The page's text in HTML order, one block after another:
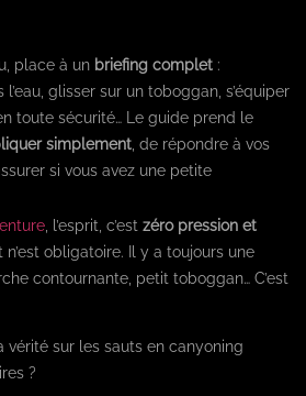
place à un briefing complet :
glisser sur un toboggan, s’équiper
toute sécurité… Le guide prend le
simplement , de répondre à vos
si vous avez une petite
, l’esprit, c’est zéro pression et
n’est obligatoire. Il y a toujours une
contournante, petit toboggan… C’est
vérité sur les sauts en canyoning
?